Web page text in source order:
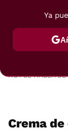
POSTRES
HOY SE HABLA DE
Crema
Ya